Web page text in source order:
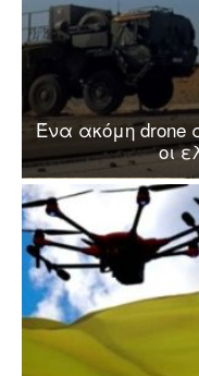
Ένα ακόμη drone
οι